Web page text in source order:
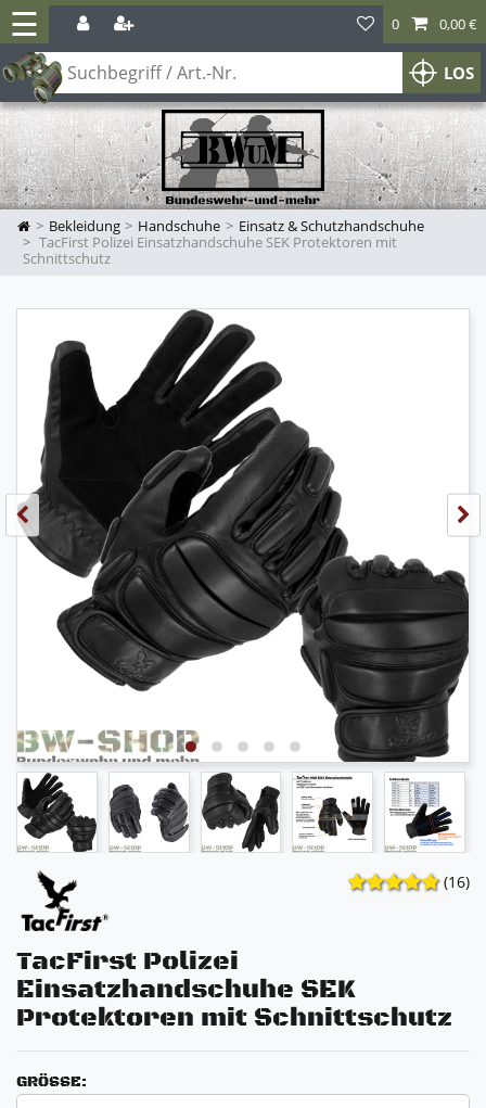
☰
LOS
0 0,00 €
Bekleidung Handschuhe
Einsatz & Schutzhandschuhe
TacFirst Polizei Einsatzhandschuhe SEK Protektoren mit
Schnittschutz
(16)
TacFirst Polizei
Einsatzhandschuhe SEK
Protektoren mit Schnittschutz
GRÖSSE: